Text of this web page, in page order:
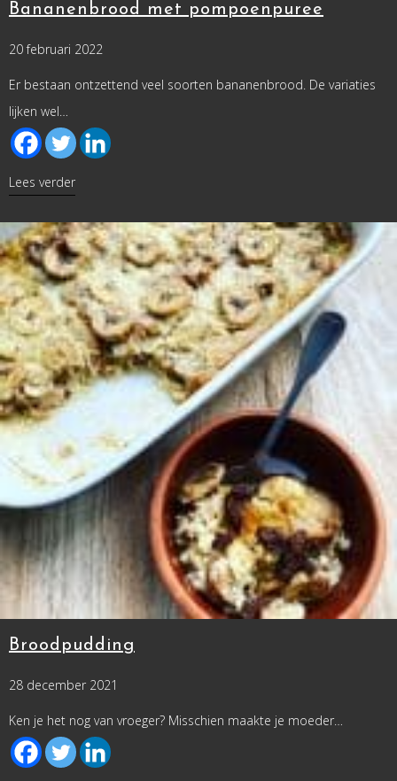
Bananenbrood met pompoenpuree
20 februari 2022
Er bestaan ontzettend veel soorten bananenbrood. De variaties
lijken wel…
Lees verderabout Bananenbrood met pompoenpuree
Broodpudding
28 december 2021
Ken je het nog van vroeger? Misschien maakte je moeder…